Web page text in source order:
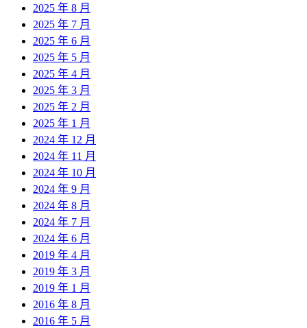
2025 年 8 月
2025 年 7 月
2025 年 6 月
2025 年 5 月
2025 年 4 月
2025 年 3 月
2025 年 2 月
2025 年 1 月
2024 年 12 月
2024 年 11 月
2024 年 10 月
2024 年 9 月
2024 年 8 月
2024 年 7 月
2024 年 6 月
2019 年 4 月
2019 年 3 月
2019 年 1 月
2016 年 8 月
2016 年 5 月